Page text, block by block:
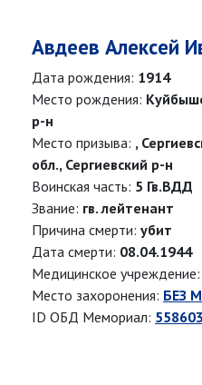
Авдеев Алексей
Дата рождения: 1914
Место рождения:
р-н
Место призыва: ,
обл., Сергиевский р-н
Воинская часть: 5 Гв.ВДД
Звание: гв. лейтенант
Причина смерти: убит
Дата смерти: 08.04.1944
Медицинское учреждение:
Место захоронения: БЕЗ
ID ОБД Мемориал: